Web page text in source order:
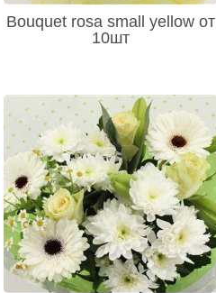
Bouquet rosa small yellow от
10шт